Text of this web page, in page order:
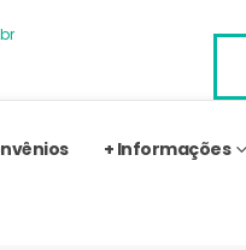
+ Informações